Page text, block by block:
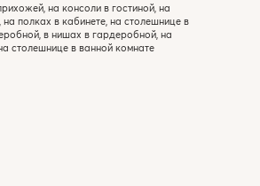
на консоли в гостиной, на
полках в кабинете, на столешнице в
в нишах в гардеробной, на
столешнице в ванной комнате